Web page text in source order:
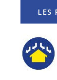
LES